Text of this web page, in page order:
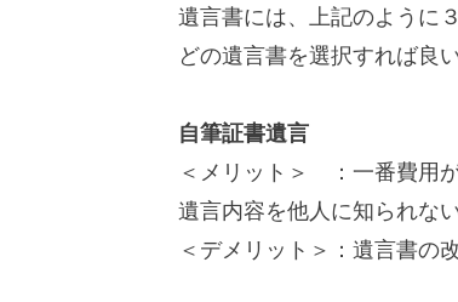
遺言書には、上記のように
どの遺言書を選択すれば良
自筆証書遺言
＜メリット＞ ：一番費用
遺言内容を他人に知られな
＜デメリット＞：遺言書の